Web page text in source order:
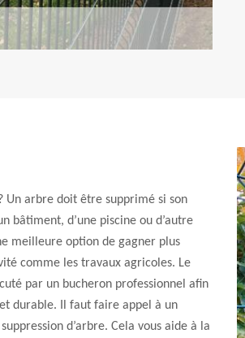
Un arbre doit être supprimé si son
bâtiment, d’une piscine ou d’autre
meilleure option de gagner plus
comme les travaux agricoles. Le
par un bucheron professionnel afin
durable. Il faut faire appel à un
d’arbre. Cela vous aide à la